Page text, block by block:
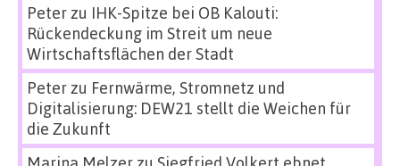
Peterzu IHK-Spitze bei OB Kalouti:
Rückendeckung im Streit um neue
Wirtschaftsflächen der Stadt
Peterzu Fernwärme, Stromnetz und
Digitalisierung: DEW21 stellt die Weichen für
die Zukunft